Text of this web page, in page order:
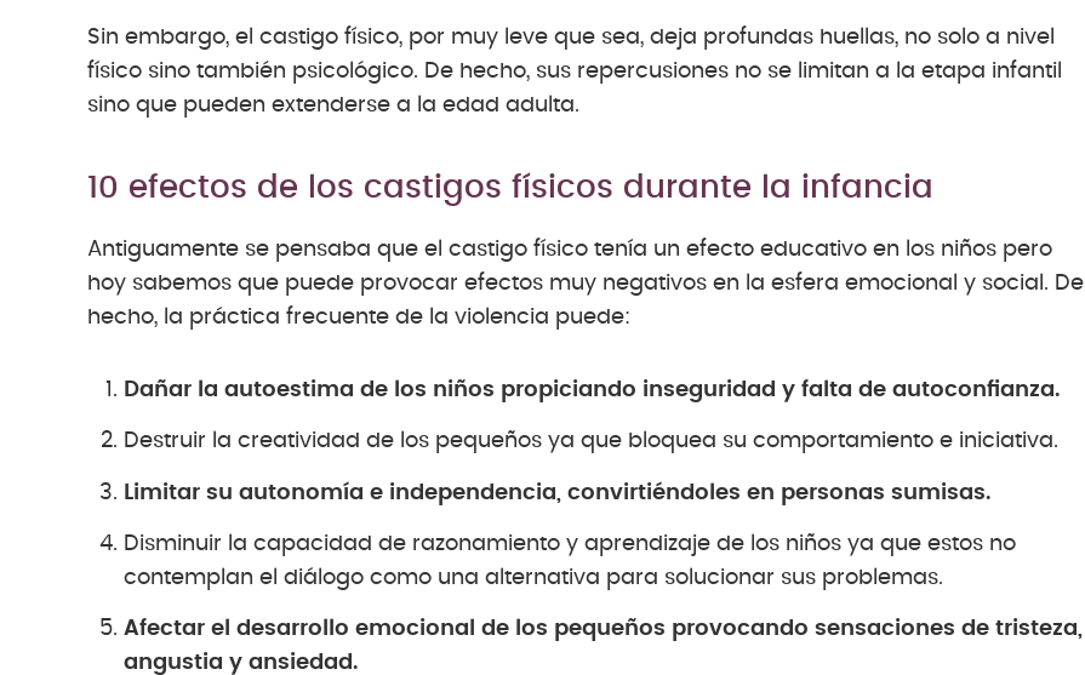
Sin embargo, el castigo físico, por muy leve que sea, deja profundas huellas, no solo a nivel
físico sino también psicológico. De hecho, sus repercusiones no se limitan a la etapa infantil
sino que pueden extenderse a la edad adulta.
10 efectos de los castigos físicos durante la infancia
Antiguamente se pensaba que el castigo físico tenía un efecto educativo en los niños pero
hoy sabemos que puede provocar efectos muy negativos en la esfera emocional y social. De
hecho, la práctica frecuente de la violencia puede:
Dañar la autoestima de los niños propiciando inseguridad y falta de autoconfianza.
Destruir la creatividad de los pequeños ya que bloquea su comportamiento e iniciativa.
Limitar su autonomía e independencia, convirtiéndoles en personas sumisas.
Disminuir la capacidad de razonamiento y aprendizaje de los niños ya que estos no
contemplan el diálogo como una alternativa para solucionar sus problemas.
Afectar el desarrollo emocional de los pequeños provocando sensaciones de tristeza,
angustia y ansiedad.